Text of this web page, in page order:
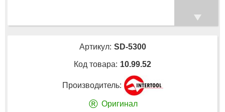
Артикул: SD-5300
Код товара: 10.99.52
Производитель:
® Оригинал